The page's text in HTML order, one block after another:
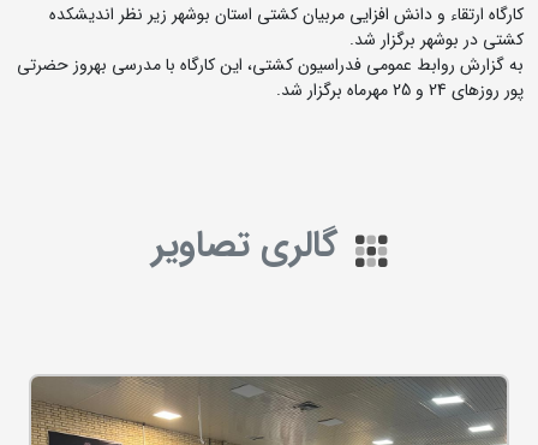
کارگاه ارتقاء و دانش افزایی مربیان کشتی استان بوشهر زیر نظر اندیشکده
کشتی در بوشهر برگزار شد.
به گزارش روابط عمومی فدراسیون کشتی، این کارگاه با مدرسی بهروز حضرتی
پور روزهای 24 و 25 مهرماه برگزار شد.
گالری تصاویر